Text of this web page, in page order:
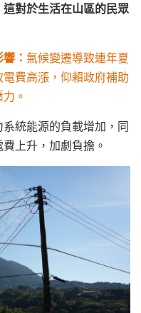
這對於生活在山區的民眾
： 氣候變遷導致連年夏
費高漲，仰賴政府補助
。
統能源的負載增加，同
上升，加劇負擔。